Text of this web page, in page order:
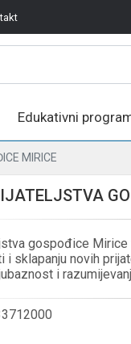
Edukativni
MIRICE
gospođice Mirice
i sklapanju novih
i